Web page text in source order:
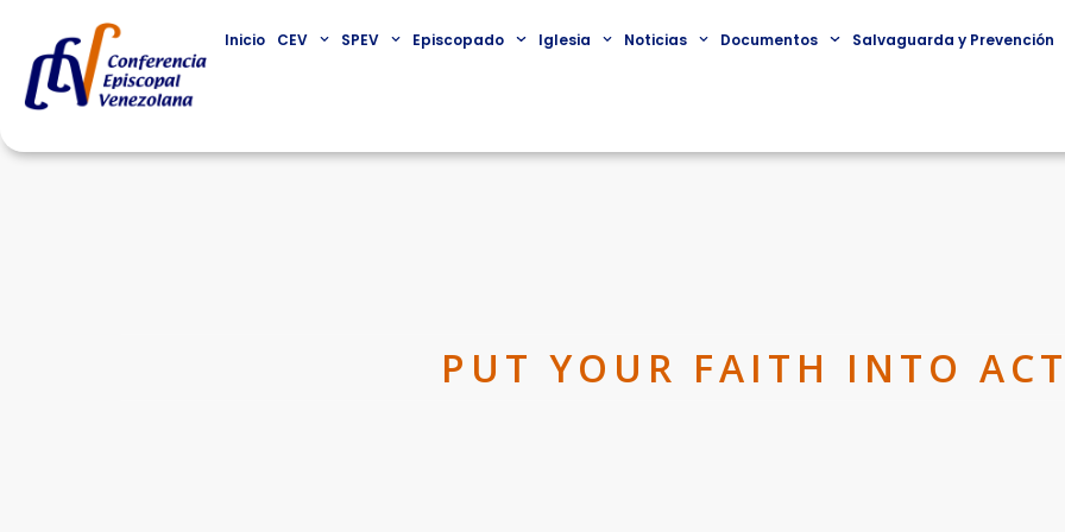
Inicio CEV SPEV Episcopado Iglesia Noticias Documentos Salvaguarda y Prevención
PUT YOUR FAITH INTO